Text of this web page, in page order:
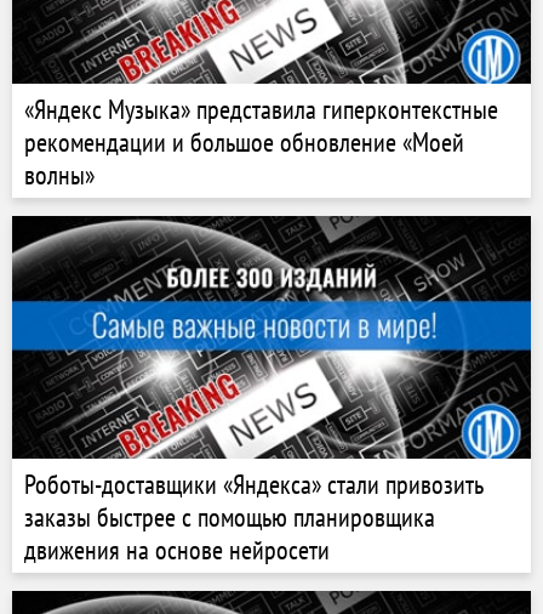
«Яндекс Музыка» представила гиперконтекстные
рекомендации и большое обновление «Моей
волны»
Роботы-доставщики «Яндекса» стали привозить
заказы быстрее с помощью планировщика
движения на основе нейросети